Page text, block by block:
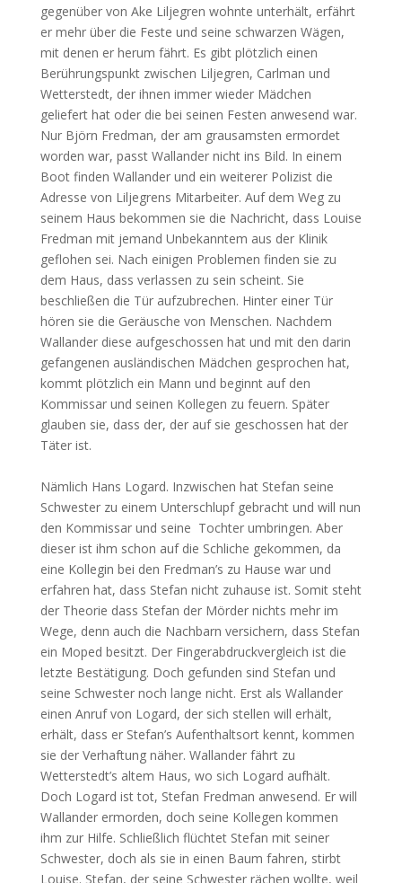
gegenüber von Ake Liljegren wohnte unterhält, erfährt
er mehr über die Feste und seine schwarzen Wägen,
mit denen er herum fährt. Es gibt plötzlich einen
Berührungspunkt zwischen Liljegren, Carlman und
Wetterstedt, der ihnen immer wieder Mädchen
geliefert hat oder die bei seinen Festen anwesend war.
Nur Björn Fredman, der am grausamsten ermordet
worden war, passt Wallander nicht ins Bild. In einem
Boot finden Wallander und ein weiterer Polizist die
Adresse von Liljegrens Mitarbeiter. Auf dem Weg zu
seinem Haus bekommen sie die Nachricht, dass Louise
Fredman mit jemand Unbekanntem aus der Klinik
geflohen sei. Nach einigen Problemen finden sie zu
dem Haus, dass verlassen zu sein scheint. Sie
beschließen die Tür aufzubrechen. Hinter einer Tür
hören sie die Geräusche von Menschen. Nachdem
Wallander diese aufgeschossen hat und mit den darin
gefangenen ausländischen Mädchen gesprochen hat,
kommt plötzlich ein Mann und beginnt auf den
Kommissar und seinen Kollegen zu feuern. Später
glauben sie, dass der, der auf sie geschossen hat der
Täter ist.
Nämlich Hans Logard. Inzwischen hat Stefan seine
Schwester zu einem Unterschlupf gebracht und will nun
den Kommissar und seine Tochter umbringen. Aber
dieser ist ihm schon auf die Schliche gekommen, da
eine Kollegin bei den Fredman’s zu Hause war und
erfahren hat, dass Stefan nicht zuhause ist. Somit steht
der Theorie dass Stefan der Mörder nichts mehr im
Wege, denn auch die Nachbarn versichern, dass Stefan
ein Moped besitzt. Der Fingerabdruckvergleich ist die
letzte Bestätigung. Doch gefunden sind Stefan und
seine Schwester noch lange nicht. Erst als Wallander
einen Anruf von Logard, der sich stellen will erhält,
erhält, dass er Stefan’s Aufenthaltsort kennt, kommen
sie der Verhaftung näher. Wallander fährt zu
Wetterstedt’s altem Haus, wo sich Logard aufhält.
Doch Logard ist tot, Stefan Fredman anwesend. Er will
Wallander ermorden, doch seine Kollegen kommen
ihm zur Hilfe. Schließlich flüchtet Stefan mit seiner
Schwester, doch als sie in einen Baum fahren, stirbt
Louise. Stefan, der seine Schwester rächen wollte, weil